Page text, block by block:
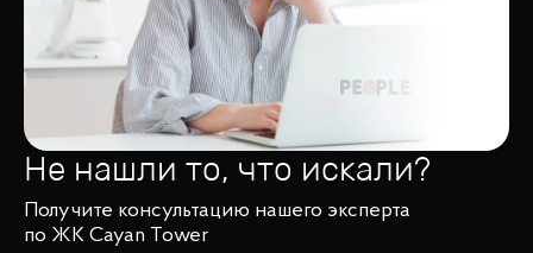
Не нашли то, что искали?
Получите консультацию нашего эксперта
по ЖК Cayan Tower